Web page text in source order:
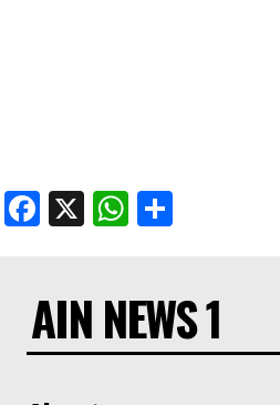
Facebook
X WhatsApp
AIN NEWS 1